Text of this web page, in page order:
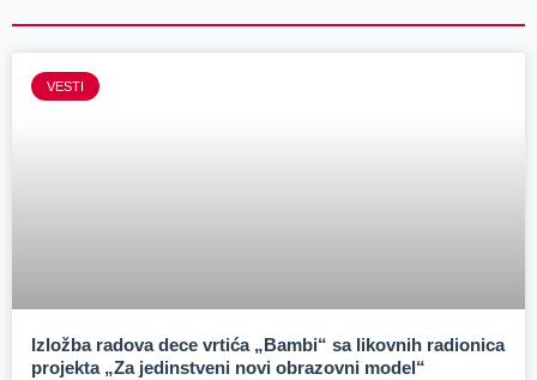
VESTI
Izložba radova dece vrtića „Bambi“ sa likovnih radionica
projekta „Za jedinstveni novi obrazovni model“